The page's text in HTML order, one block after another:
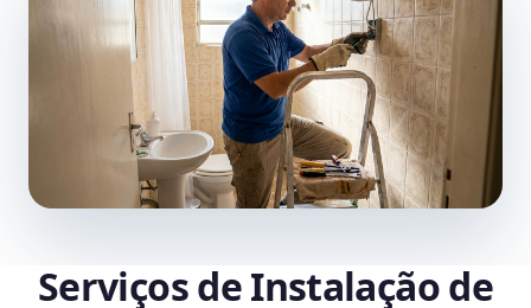
Serviços de Instalação de